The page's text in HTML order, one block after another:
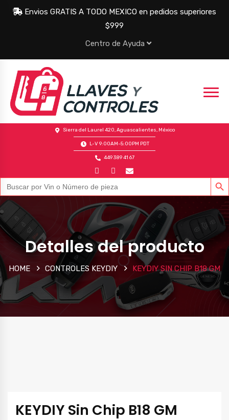
Envios GRATIS A TODO MEXICO en pedidos superiores
$999
Centro de Ayuda
Sierra del Laurel 420, Aguascalientes, México
L-V 9:00AM-5:00PM PDT
449 389 41 67
Buscar: BOTÓN
Detalles del producto
HOME CONTROLES KEYDIY KEYDIY SIN CHIP B18 GM
KEYDIY Sin Chip B18 GM